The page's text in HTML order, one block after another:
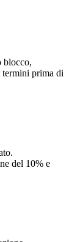
blocco,
termini prima di
del 10% e